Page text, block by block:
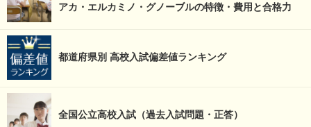
アカ・エルカミノ・グノーブルの特徴・費用と合格力
都道府県別 高校入試偏差値ランキング
全国公立高校入試（過去入試問題・正答）